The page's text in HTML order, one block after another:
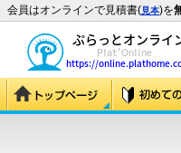
会員はオンラインで見積書(見本)を